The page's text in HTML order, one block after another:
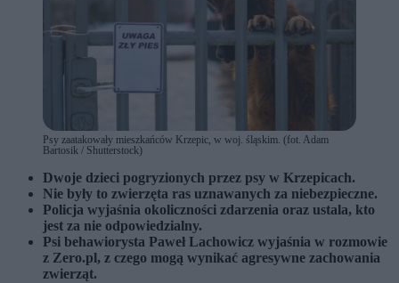
Psy zaatakowały mieszkańców Krzepic, w woj. śląskim. (fot. Adam
Bartosik / Shutterstock)
Dwoje dzieci pogryzionych przez psy w Krzepicach.
Nie były to zwierzęta ras uznawanych za niebezpieczne.
Policja wyjaśnia okoliczności zdarzenia oraz ustala, kto
jest za nie odpowiedzialny.
Psi behawiorysta Paweł Lachowicz wyjaśnia w rozmowie
z Zero.pl, z czego mogą wynikać agresywne zachowania
zwierząt.